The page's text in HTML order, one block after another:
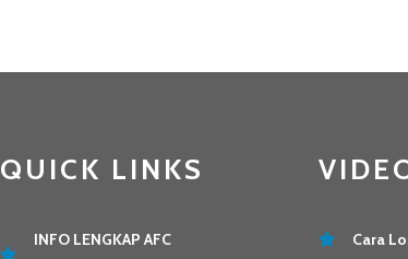
QUICK LINKS
INFO LENGKAP AFC
Cara